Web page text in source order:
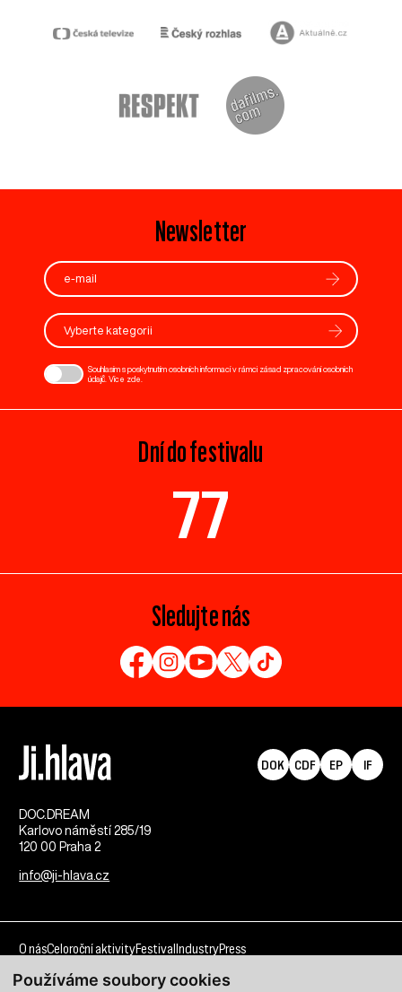
Používáme soubory cookies
Newsletter
Vyberte kategorii
Souhlasím s poskytnutím osobních informací v rámci zásad zpracování osobních
údajů. Více zde
Dní do festivalu
77
Sledujte nás
DOC.DREAM​
Karlovo náměstí 285/19
120 00 Praha 2
info@ji-hlava.cz
DOK CDF EP IF
O násCeloroční aktivityFestival IndustryPress